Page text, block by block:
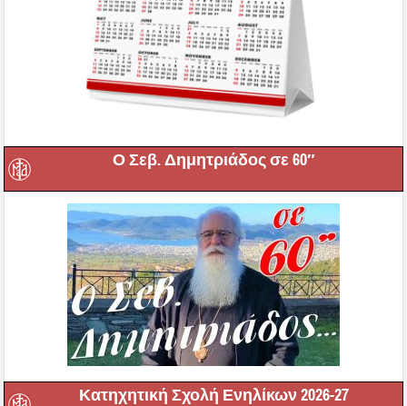
Ο Σεβ. Δημητριάδος σε 60″
Κατηχητική Σχολή Ενηλίκων 2026-27